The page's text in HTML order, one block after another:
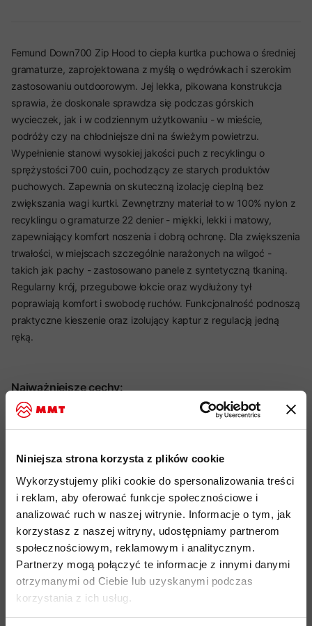
Niniejsza strona korzysta z plików cookie
Wykorzystujemy pliki cookie do spersonalizowania treści
i reklam, aby oferować funkcje społecznościowe i
analizować ruch w naszej witrynie. Informacje o tym, jak
korzystasz z naszej witryny, udostępniamy partnerom
społecznościowym, reklamowym i analitycznym.
Partnerzy mogą połączyć te informacje z innymi danymi
otrzymanymi od Ciebie lub uzyskanymi podczas
korzystania z ich usług.
Femund Down700 Zip Hood to ciepła kurtka puchowa o średniej
gramaturze, zaprojektowana z myślą o wędrówkach i szerokim
zastosowaniu outdoorowym. Jej lekka, pikowana konstrukcja
sprawia, że doskonale sprawdza się podczas górskich
wycieczek, jak i w codziennym użytkowaniu - w mieście,
podróży czy na chłodniejsze dni na świeżym powietrzu.
Wypełnienie stanowi wysokiej jakości puch z recyklingu o
sprężystości 700 cuin, pochodzący ze starych produktów
puchowych. Zapewnia on skuteczną izolację cieplną bez
zwiększania wagi kurtki. Zewnętrzny materiał to w 100% nylon z
recyklingu o gramaturze 22 denier - miękki, lekki i matowy,
zapewniający komfort noszenia i dobrą ochronę. Dla zwiększenia
trwałości, w miejscach szczególnie narażonych na wilgoć -
takich jak pachy - zastosowano panele z syntetyczną tkaniną.
Regularny krój, przegubowe łokcie oraz wydłużony tył
poprawiają komfort i swobodę ruchów. Funkcjonalność podnoszą
praktyczne kieszenie oraz izolujący kaptur z regulacją jedną
ręką.
Najważniejsze cechy:
idealny produkt do: Hiking, Trekking, Alpinizm, użytkowanie
wypełnienie: puch z recyklingu o sprężystości 700 cuin -
skuteczna izolacja przy niskiej wadze
średniej grubości konstrukcja pikowana - ciepło i
kompaktowość
panele pod pachami z syntetycznej tkaniny zwiększające
trwałość i odporność na wilgoć
materiał zewnętrzny: 100% nylon z recyklingu (22 denier),
miękki i matowy
kaptur dopasowany do czapki z regulacją jedną ręką